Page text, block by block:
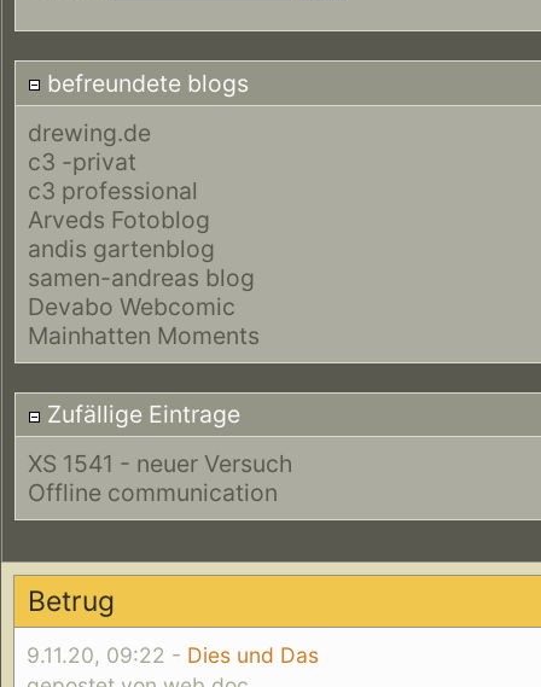
befreundete blogs
drewing.de
c3 -privat
c3 professional
Arveds Fotoblog
andis gartenblog
samen-andreas blog
Devabo Webcomic
Mainhatten Moments
Zufällige Eintrage
XS 1541 - neuer Versuch
Offline communication
Betrug
9.11.20, 09:22 - Dies und Das